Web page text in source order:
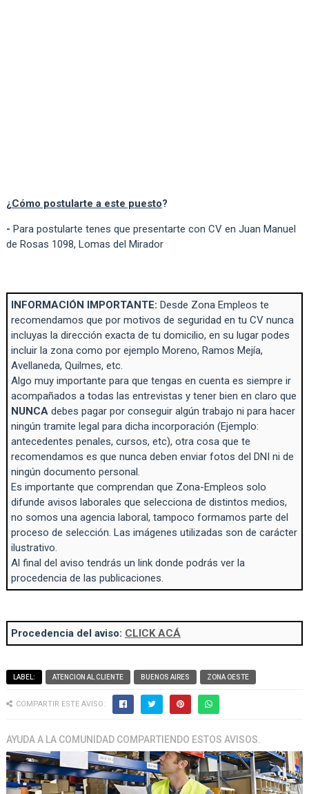
¿ Cómo postularte a este puesto?
- Para postularte tenes que presentarte con CV en Juan Manuel
de Rosas 1098, Lomas del Mirador
INFORMACIÓN IMPORTANTE: Desde Zona Empleos te
recomendamos que por motivos de seguridad en tu CV nunca
incluyas la dirección exacta de tu domicilio, en su lugar podes
incluir la zona como por ejemplo Moreno, Ramos Mejía,
Avellaneda, Quilmes, etc.
Algo muy importante para que tengas en cuenta es siempre ir
acompañados a todas las entrevistas y tener bien en claro que
NUNCA debes pagar por conseguir algún trabajo ni para hacer
ningún tramite legal para dicha incorporación (Ejemplo:
antecedentes penales, cursos, etc), otra cosa que te
recomendamos es que nunca deben enviar fotos del DNI ni de
ningún documento personal.
Es importante que comprendan que Zona-Empleos solo
difunde avisos laborales que selecciona de distintos medios,
no somos una agencia laboral, tampoco formamos parte del
proceso de selección. Las imágenes utilizadas son de carácter
ilustrativo.
Al final del aviso tendrás un link donde podrás ver la
procedencia de las publicaciones.
Procedencia del aviso: CLICK ACÁ
LABEL: ATENCION AL CLIENTE BUENOS AIRES ZONA OESTE
COMPARTIR ESTE AVISO:
AYUDA A LA COMUNIDAD COMPARTIENDO ESTOS AVISOS.